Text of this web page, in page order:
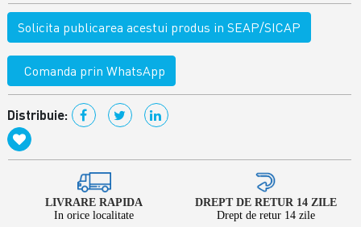
Solicita publicarea acestui produs in SEAP/SICAP
Comanda prin WhatsApp
Distribuie:
LIVRARE RAPIDA
In orice localitate
DREPT DE RETUR 14 ZILE
Drept de retur 14 zile